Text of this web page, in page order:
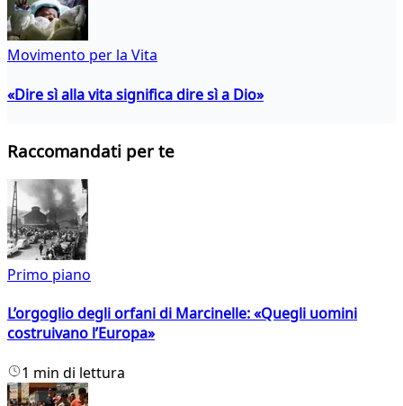
Movimento per la Vita
«Dire sì alla vita significa dire sì a Dio»
Raccomandati per te
Primo piano
L’orgoglio degli orfani di Marcinelle: «Quegli uomini
costruivano l’Europa»
1 min di lettura